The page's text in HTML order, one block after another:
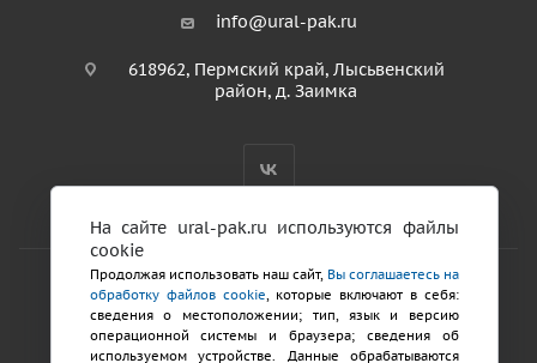
info@ural-pak.ru
618962, Пермский край, Лысьвенский
район, д. Заимка
2026 © ООО «ТД Урал ПАК»
Политика конфиденциальности
На сайте ural-pak.ru используются файлы
cookie
Продолжая использовать наш сайт, Вы соглашаетесь на
обработку файлов cookie , которые включают в себя:
сведения о местоположении; тип, язык и версию
операционной системы и браузера; сведения об
используемом устройстве. Данные обрабатываются